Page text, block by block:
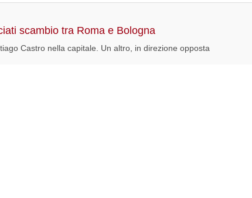
scambio tra Roma e Bologna
Castro nella capitale. Un altro, in direzione opposta